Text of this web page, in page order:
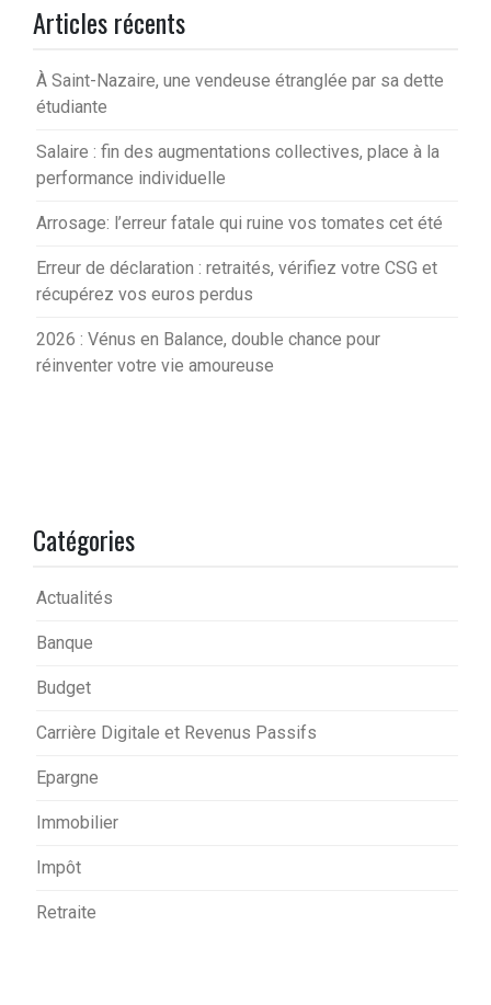
Articles récents
À Saint-Nazaire, une vendeuse étranglée par sa dette
étudiante
Salaire : fin des augmentations collectives, place à la
performance individuelle
Arrosage: l’erreur fatale qui ruine vos tomates cet été
Erreur de déclaration : retraités, vérifiez votre CSG et
récupérez vos euros perdus
2026 : Vénus en Balance, double chance pour
réinventer votre vie amoureuse
Catégories
Actualités
Banque
Budget
Carrière Digitale et Revenus Passifs
Epargne
Immobilier
Impôt
Retraite